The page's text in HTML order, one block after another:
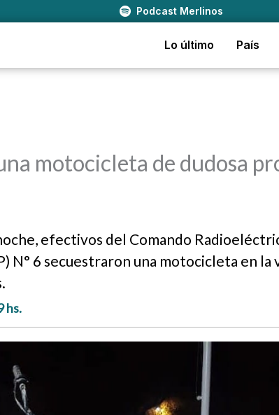
Podcast Merlinos
Lo último País
motocicleta de dudosa
efectivos del Comando
N° 6 secuestraron una motocicleta en
hs.